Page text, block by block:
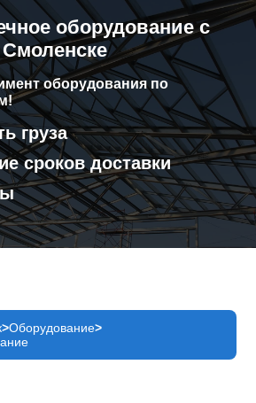
оборудование с
оборудования по
груза
сроков доставки
Оборудование